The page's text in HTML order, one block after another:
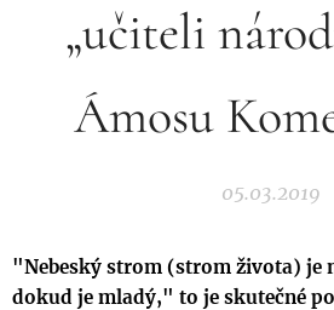
„učiteli
Ámosu
05.03.2019
"Nebeský strom (strom života) je
dokud je mladý," to je skutečné